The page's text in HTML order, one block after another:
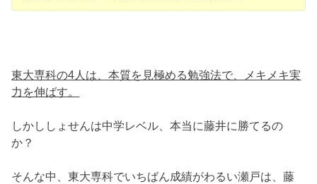
東大専科の4人は、本質を見極める勉強法で、メキメキ実
力を伸ばす。
しかししょせんは中学レベル、本当に藤井に勝てるの
か？
そんな中、東大専科でいちばん成績がわるい瀬戸は、藤